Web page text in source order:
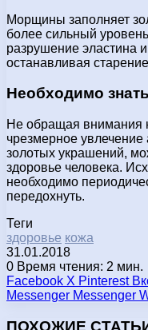
Морщины заполняет
более сильный
разрушение эластина
останавливая
Необходимо
Не обращая внимания
чрезмерное
золотых украшений,
здоровье человека.
необходимо
передохнуть.
Теги
здоровье кожа
31.01.2018
0 Время чтения: 2 мин.
Facebook X Pinterest
Messenger Messenger
ПОХОЖИЕ